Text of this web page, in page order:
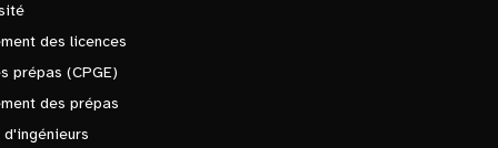
des licences
prépas (CPGE)
des prépas
d'ingénieurs